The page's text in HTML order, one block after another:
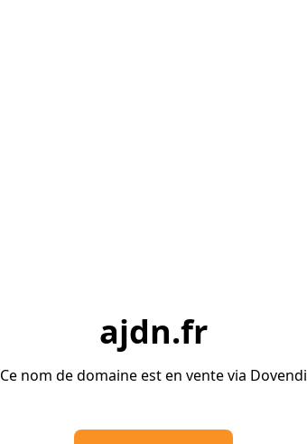
ajdn.fr
Ce nom de domaine est en vente via Dovendi